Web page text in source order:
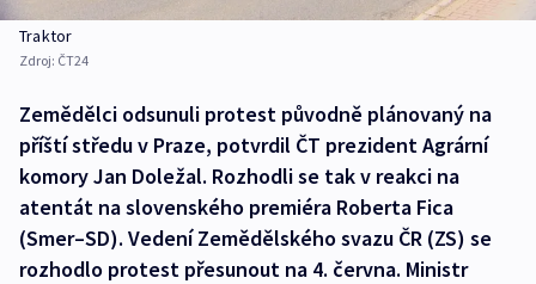
Traktor
Zdroj: ČT24
Zemědělci odsunuli protest původně plánovaný na
příští středu v Praze, potvrdil ČT prezident Agrární
komory Jan Doležal. Rozhodli se tak v reakci na
atentát na slovenského premiéra Roberta Fica
(Smer–SD). Vedení Zemědělského svazu ČR (ZS) se
rozhodlo protest přesunout na 4. června. Ministr